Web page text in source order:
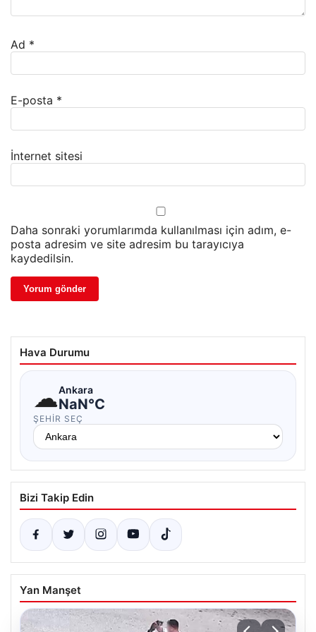
Ad *
E-posta *
İnternet sitesi
Daha sonraki yorumlarımda kullanılması için adım, e-
posta adresim ve site adresim bu tarayıcıya
kaydedilsin.
Hava Durumu
☁Ankara
NaN°C
ŞEHIR SEÇ
Bizi Takip Edin
Yan Manşet